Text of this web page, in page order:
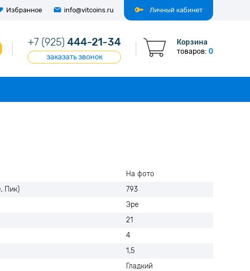
Личный кабинет
Избранное info@vitcoins.ru
+7 (925) 444-21-34
заказать звонок
Корзина
товаров: 0
На фото
Пик)
793
Эре
21
4
1,5
Гладкий